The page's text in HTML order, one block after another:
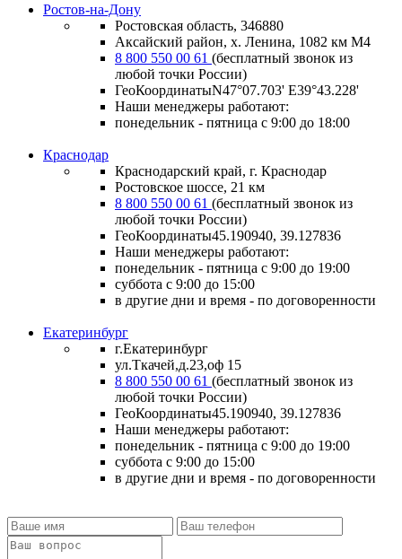
Ростов-на-Дону
Ростовская область, 346880
Аксайский район, х. Ленина, 1082 км М4
8 800 550 00 61 (бесплатный звонок из
любой точки России)
ГеоКоординатыN47°07.703' E39°43.228'
Наши менеджеры работают:
понедельник - пятница с 9:00 до 18:00
Краснодар
Краснодарский край, г. Краснодар
Ростовское шоссе, 21 км
8 800 550 00 61 (бесплатный звонок из
любой точки России)
ГеоКоординаты45.190940, 39.127836
Наши менеджеры работают:
понедельник - пятница с 9:00 до 19:00
суббота с 9:00 до 15:00
в другие дни и время - по договоренности
Екатеринбург
г.Екатеринбург
ул.Ткачей,д.23,оф 15
8 800 550 00 61 (бесплатный звонок из
любой точки России)
ГеоКоординаты45.190940, 39.127836
Наши менеджеры работают:
понедельник - пятница с 9:00 до 19:00
суббота с 9:00 до 15:00
в другие дни и время - по договоренности